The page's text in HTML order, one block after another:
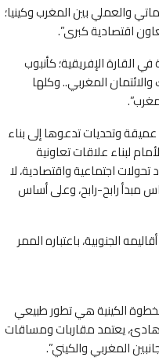
والعملي بين المغرب وكينيا؛
اقتصادية كبرى”.
القارة الإفريقية؛ كأنبوب
المغربي.. وكلها
عميقة وتحديات تدعوها إلى بناء
لبناء علاقات تعاونية
تحولات اجتماعية واقتصادية، لا
مبدأ رابح-رابح، وعلى أساس
الجنوبية، باعتباره الممر
الكينية هي تطور طبيعي
يعتمد مقاربات ومساقات
المغربي والكيني”.